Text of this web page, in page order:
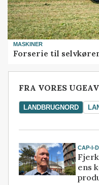
MASKINER
Forserie til
FRA VORES
LANDBRUGNORD
CAP-I-
ens